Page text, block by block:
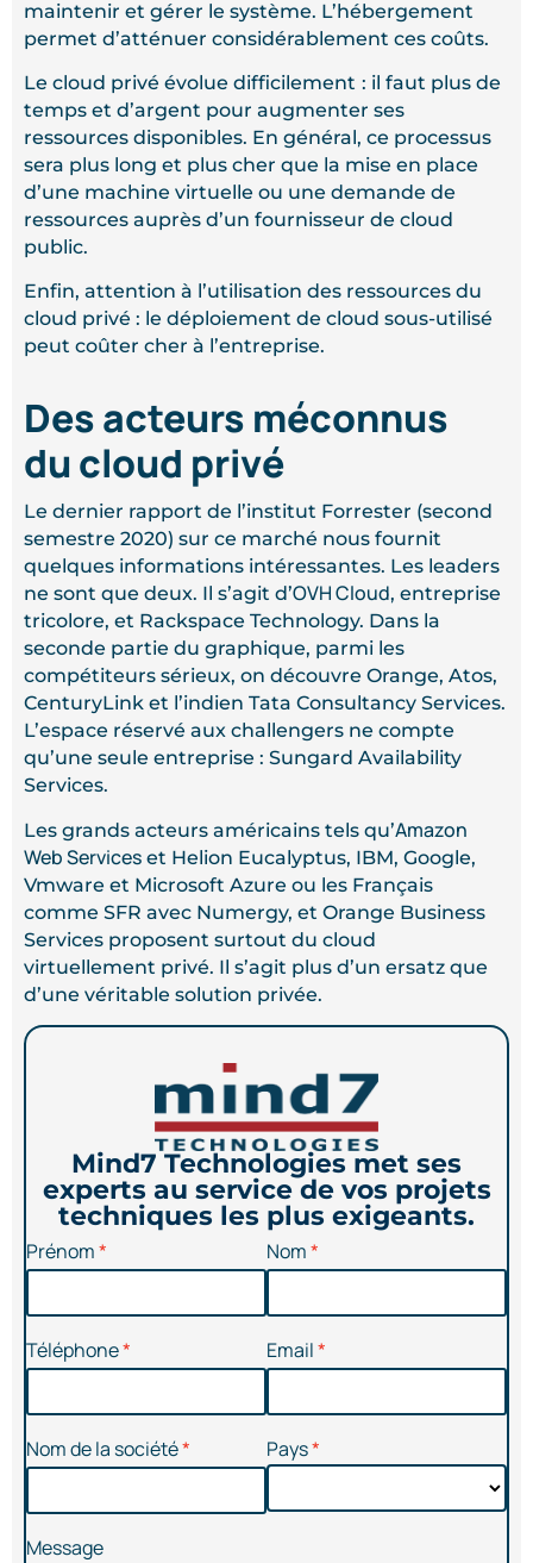
maintenir et gérer le système. L’hébergement
permet d’atténuer considérablement ces coûts.
Le cloud privé évolue difficilement : il faut plus de
temps et d’argent pour augmenter ses
ressources disponibles. En général, ce processus
sera plus long et plus cher que la mise en place
d’une machine virtuelle ou une demande de
ressources auprès d’un fournisseur de cloud
public.
Enfin, attention à l’utilisation des ressources du
cloud privé : le déploiement de cloud sous-utilisé
peut coûter cher à l’entreprise.
Des acteurs méconnus
du cloud privé
Le dernier rapport de l’institut Forrester (second
semestre 2020) sur ce marché nous fournit
quelques informations intéressantes. Les leaders
ne sont que deux. Il s’agit d’OVH Cloud, entreprise
tricolore, et Rackspace Technology. Dans la
seconde partie du graphique, parmi les
compétiteurs sérieux, on découvre Orange, Atos,
CenturyLink et l’indien Tata Consultancy Services.
L’espace réservé aux challengers ne compte
qu’une seule entreprise : Sungard Availability
Services.
Les grands acteurs américains tels qu’Amazon
Web Services et Helion Eucalyptus, IBM, Google,
Vmware et Microsoft Azure ou les Français
comme SFR avec Numergy, et Orange Business
Services proposent surtout du cloud
virtuellement privé. Il s’agit plus d’un ersatz que
d’une véritable solution privée.
Mind7 Technologies met ses
experts au service de vos projets
techniques les plus exigeants.
Prénom Nom
Téléphone Email
Nom de la société Pays
Message